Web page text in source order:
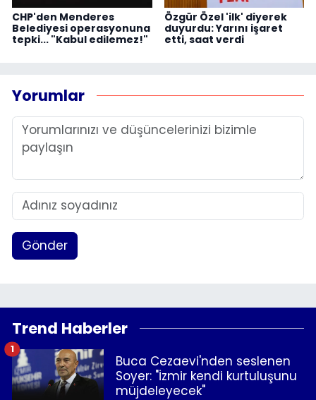
CHP'den Menderes
Belediyesi operasyonuna
tepki... "Kabul edilemez!"
Özgür Özel 'ilk' diyerek
duyurdu: Yarını işaret
etti, saat verdi
Yorumlar
Gönder
Trend Haberler
Buca Cezaevi'nden seslenen
Soyer: "İzmir kendi kurtuluşunu
müjdeleyecek"
1